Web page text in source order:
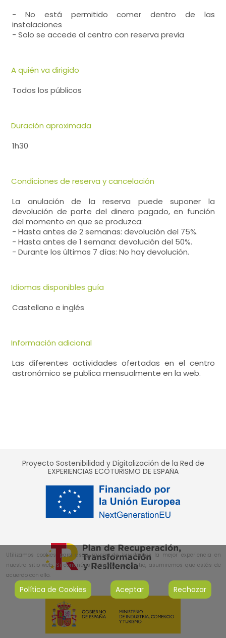
- No está permitido comer dentro de las
instalaciones
- Solo se accede al centro con reserva previa
A quién va dirigido
Todos los públicos
Duración aproximada
1h30
Condiciones de reserva y cancelación
La anulación de la reserva puede suponer la
devolución de parte del dinero pagado, en función
del momento en que se produzca:
- Hasta antes de 2 semanas: devolución del 75%.
- Hasta antes de 1 semana: devolución del 50%.
- Durante los últimos 7 días: No hay devolución.
Idiomas disponibles guía
Castellano e inglés
Información adicional
Las diferentes actividades ofertadas en el centro
astronómico se publica mensualmente en la web.
Proyecto Sostenibilidad y Digitalización de la Red de
EXPERIENCIAS ECOTURISMO DE ESPAÑA
Utilizamos cookies para asegurarnos de brindarnos la mejor experiencia en
nuestro sitio web. Si continúas utilizando este sitio, asumiremos que estás de
acuerdo con ello.
Política de Cookies Aceptar Rechazar